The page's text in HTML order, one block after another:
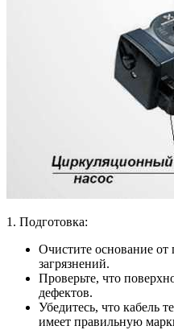
1. Подготовка:
Очистите основание
загрязнений.
Проверьте, что
дефектов.
Убедитесь, что кабель
имеет правильную